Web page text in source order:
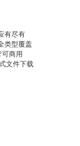
有尽有
类型覆盖
商用
文件下载